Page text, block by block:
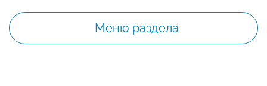
Меню раздела